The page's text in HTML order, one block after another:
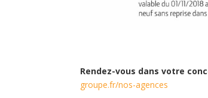
Rendez-vous dans votre
groupe.fr/nos-agences